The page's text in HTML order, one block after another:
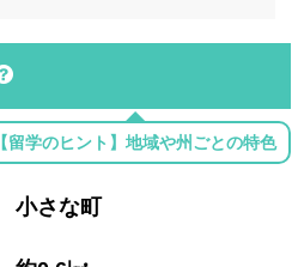
【留学のヒント】地域や州ごとの特色
小さな町